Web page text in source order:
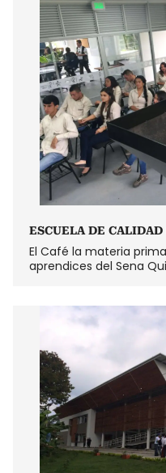
ESCUELA DE
El Café la materia
aprendices del Sena